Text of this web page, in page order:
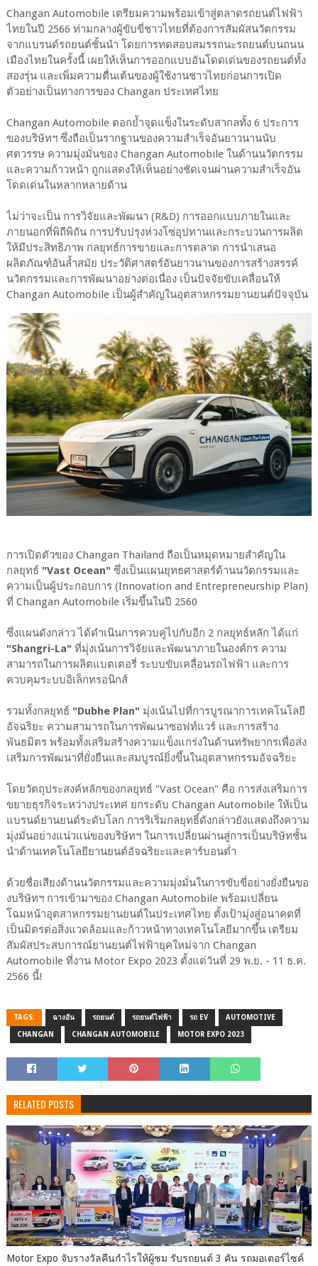
Changan Automobile เตรียมความพร้อมเข้าสู่ตลาดรถยนต์ไฟฟ้า
ไทยในปี 2566 ท่ามกลางผู้ขับขี่ชาวไทยที่ต้องการสัมผัสนวัตกรรม
จากแบรนด์รถยนต์ชั้นนำ โดยการทดสอบสมรรถนะรถยนต์บนถนน
เมืองไทยในครั้งนี้ เผยให้เห็นการออกแบบอันโดดเด่นของรถยนต์ทั้ง
สองรุ่น และเพิ่มความตื่นเต้นของผู้ใช้งานชาวไทยก่อนการเปิด
ตัวอย่างเป็นทางการของ Changan ประเทศไทย
Changan Automobile ตอกย้ำจุดแข็งในระดับสากลทั้ง 6 ประการ
ของบริษัทฯ ซึ่งถือเป็นรากฐานของความสำเร็จอันยาวนานนับ
ศตวรรษ ความมุ่งมั่นของ Changan Automobile ในด้านนวัตกรรม
และความก้าวหน้า ถูกแสดงให้เห็นอย่างชัดเจนผ่านความสำเร็จอัน
โดดเด่นในหลากหลายด้าน
ไม่ว่าจะเป็น การวิจัยและพัฒนา (R&D) การออกแบบภายในและ
ภายนอกที่พิถีพิถัน การปรับปรุงห่วงโซ่อุปทานและกระบวนการผลิต
ให้มีประสิทธิภาพ กลยุทธ์การขายและการตลาด การนำเสนอ
ผลิตภัณฑ์อันล้ำสมัย ประวัติศาสตร์อันยาวนานของการสร้างสรรค์
นวัตกรรมและการพัฒนาอย่างต่อเนื่อง เป็นปัจจัยขับเคลื่อนให้
Changan Automobile เป็นผู้สำคัญในอุตสาหกรรมยานยนต์ปัจจุบัน
การเปิดตัวของ Changan Thailand ถือเป็นหมุดหมายสำคัญใน
กลยุทธ์ "Vast Ocean" ซึ่งเป็นแผนยุทธศาสตร์ด้านนวัตกรรมและ
ความเป็นผู้ประกอบการ (Innovation and Entrepreneurship Plan)
ที่ Changan Automobile เริ่มขึ้นในปี 2560
ซึ่งแผนดังกล่าว ได้ดำเนินการควบคู่ไปกับอีก 2 กลยุทธ์หลัก ได้แก่
"Shangri-La" ที่มุ่งเน้นการวิจัยและพัฒนาภายในองค์กร ความ
สามารถในการผลิตแบตเตอรี่ ระบบขับเคลื่อนรถไฟฟ้า และการ
ควบคุมระบบอิเล็กทรอนิกส์
รวมทั้งกลยุทธ์ "Dubhe Plan" มุ่งเน้นไปที่การบูรณาการเทคโนโลยี
อัจฉริยะ ความสามารถในการพัฒนาซอฟท์แวร์ และการสร้าง
พันธมิตร พร้อมทั้งเสริมสร้างความแข็งแกร่งในด้านทรัพยากรเพื่อส่ง
เสริมการพัฒนาที่ยั่งยืนและสมบูรณ์ยิ่งขึ้นในอุตสาหกรรมอัจฉริยะ
โดยวัตถุประสงค์หลักของกลยุทธ์ "Vast Ocean" คือ การส่งเสริมการ
ขยายธุรกิจระหว่างประเทศ ยกระดับ Changan Automobile ให้เป็น
แบรนด์ยานยนต์ระดับโลก การริเริ่มกลยุทธิ์ดังกล่าวยังแสดงถึงความ
มุ่งมั่นอย่างแน่วแน่ของบริษัทฯ ในการเปลี่ยนผ่านสู่การเป็นบริษัทชั้น
นำด้านเทคโนโลยียานยนต์อัจฉริยะและคาร์บอนต่ำ
ด้วยชื่อเสียงด้านนวัตกรรมและความมุ่งมั่นในการขับขี่อย่างยั่งยืนขอ
งบริษัทฯ การเข้ามาของ Changan Automobile พร้อมเปลี่ยน
โฉมหน้าอุตสาหกรรมยานยนต์ในประเทศไทย ตั้งเป้ามุ่งสู่อนาคตที่
เป็นมิตรต่อสิ่งแวดล้อมและก้าวหน้าทางเทคโนโลยีมากขึ้น เตรียม
สัมผัสประสบการณ์ยานยนต์ไฟฟ้ายุคใหม่จาก Changan
Automobile ที่งาน Motor Expo 2023 ตั้งแต่วันที่ 29 พ.ย. - 11 ธ.ค.
2566 นี้!
TAGS: ฉางอัน รถยนต์ รถยนต์ไฟฟ้า รถ EV AUTOMOTIVE
CHANGAN CHANGAN AUTOMOBILE MOTOR EXPO 2023
RELATED POSTS
Motor Expo จับรางวัลคืนกำไรให้ผู้ชม รับรถยนต์ 3 คัน รถมอเตอร์ไซค์